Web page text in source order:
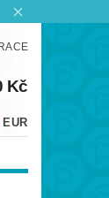
EUR
Kč